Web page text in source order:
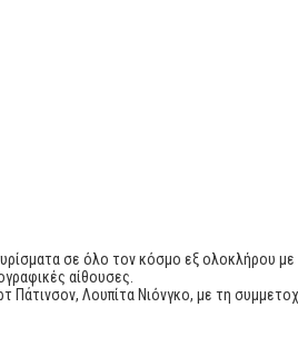
σε όλο τον κόσμο εξ ολοκλήρου
αίθουσες.
Λουπίτα Νιόνγκο, με τη